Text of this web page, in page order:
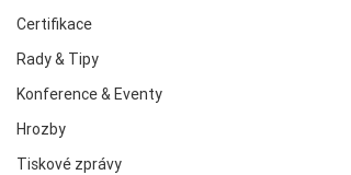
Certifikace
Rady & Tipy
Konference & Eventy
Hrozby
Tiskové zprávy